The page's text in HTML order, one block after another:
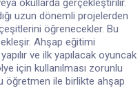
okullarda gerçekleştirilir.
uzun dönemli projelerden
öğrenecekler. Bu
Ahşap eğitimi
ve ilk yapılacak oyuncak
için kullanılması zorunlu
öğretmen ile birlikte ahşap